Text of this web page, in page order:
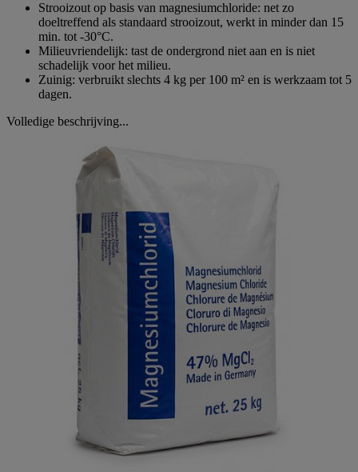
Strooizout op basis van magnesiumchloride: net zo
doeltreffend als standaard strooizout, werkt in minder dan 15
min. tot -30°C.
Milieuvriendelijk: tast de ondergrond niet aan en is niet
schadelijk voor het milieu.
Zuinig: verbruikt slechts 4 kg per 100 m² en is werkzaam tot 5
dagen.
Volledige beschrijving...